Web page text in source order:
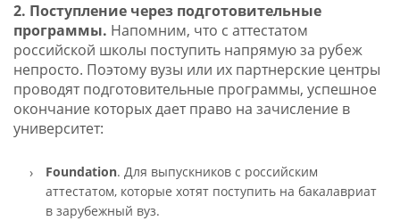
2. Поступление через подготовительные
программы. Напомним, что с аттестатом
российской школы поступить напрямую за рубеж
непросто. Поэтому вузы или их партнерские центры
проводят подготовительные программы, успешное
окончание которых дает право на зачисление в
университет:
Foundation. Для выпускников с российским
аттестатом, которые хотят поступить на бакалавриат
в зарубежный вуз.